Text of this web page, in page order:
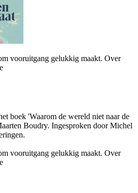
vooruitgang gelukkig maakt. Over
boek 'Waarom de wereld niet naar de
Boudry. Ingesproken door Michel
vooruitgang gelukkig maakt. Over